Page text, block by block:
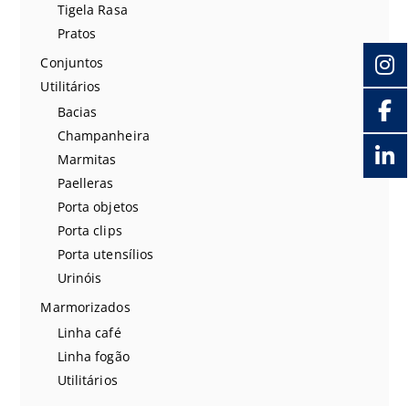
Tigela Rasa
Pratos
Conjuntos
Utilitários
Bacias
Champanheira
Marmitas
Paelleras
Porta objetos
Porta clips
Porta utensílios
Urinóis
Marmorizados
Linha café
Linha fogão
Utilitários